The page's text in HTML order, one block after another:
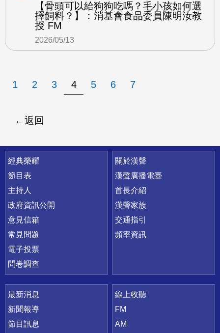
【骨頭可以給狗狗吃嗎？毛小孩如何選
擇飼料？】：消基會食品委員陳明汝教
授 FM
2026/05/13
1 2 3 4 5 6 7
返回
快速連結
經典榮耀
節目表
主持人
政府資訊公開
意見信箱
常見問題
電子投票
問卷調查
關於漢聲
漢聲廣播電臺
首長介紹
漢聲家族
交通指引
頻率資訊
最新消息
新聞報導
節目訊息
線上收聽
FM
AM